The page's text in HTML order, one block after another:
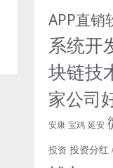
APP直销
系统开
块链技
家公司
安康 宝鸡 延安
投资 投资分红